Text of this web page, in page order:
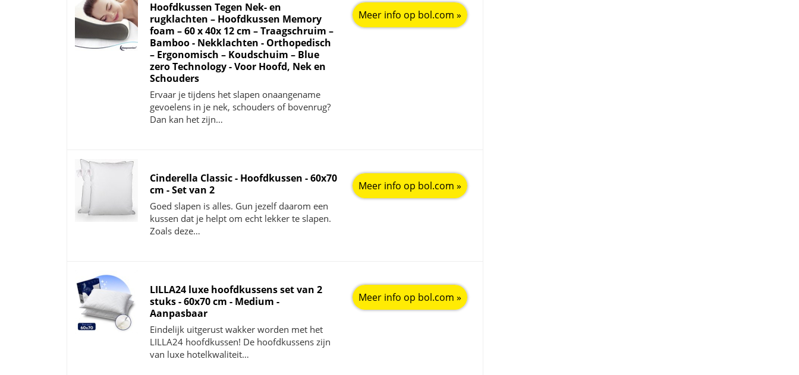
Hoofdkussen Tegen Nek- en
rugklachten – Hoofdkussen Memory
foam – 60 x 40x 12 cm – Traagschruim –
Bamboo - Nekklachten - Orthopedisch
– Ergonomisch – Koudschuim – Blue
zero Technology - Voor Hoofd, Nek en
Schouders
Ervaar je tijdens het slapen onaangename
gevoelens in je nek, schouders of bovenrug?
Dan kan het zijn…
Meer info op bol.com »
Cinderella Classic - Hoofdkussen - 60x70
cm - Set van 2
Goed slapen is alles. Gun jezelf daarom een
kussen dat je helpt om echt lekker te slapen.
Zoals deze…
Meer info op bol.com »
LILLA24 luxe hoofdkussens set van 2
stuks - 60x70 cm - Medium -
Aanpasbaar
Eindelijk uitgerust wakker worden met het
LILLA24 hoofdkussen! De hoofdkussens zijn
van luxe hotelkwaliteit…
Meer info op bol.com »